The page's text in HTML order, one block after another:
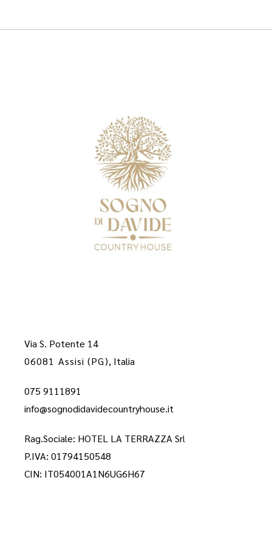
Via S. Potente 14
06081 Assisi (PG), Italia
075 9111891
info@sognodidavidecountryhouse.it
Rag.Sociale: HOTEL LA TERRAZZA Srl
P.IVA: 01794150548
CIN: IT054001A1N6UG6H67